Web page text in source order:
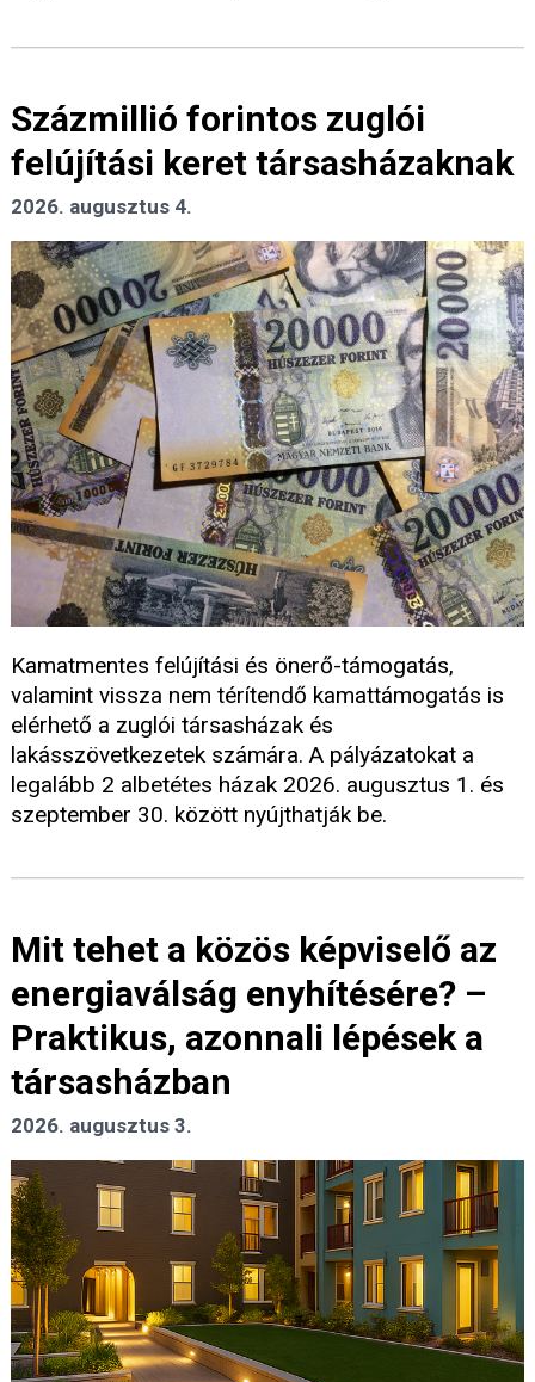
Százmillió forintos zuglói
felújítási keret társasházaknak
2026. augusztus 4.
Kamatmentes felújítási és önerő-támogatás,
valamint vissza nem térítendő kamattámogatás is
elérhető a zuglói társasházak és
lakásszövetkezetek számára. A pályázatokat a
legalább 2 albetétes házak 2026. augusztus 1. és
szeptember 30. között nyújthatják be.
Mit tehet a közös képviselő az
energiaválság enyhítésére? –
Praktikus, azonnali lépések a
társasházban
2026. augusztus 3.